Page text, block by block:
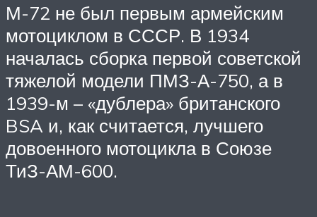
М-72 не был первым армейским
мотоциклом в СССР. В 1934
началась сборка первой советской
тяжелой модели ПМЗ-А-750, а в
1939-м – «дублера» британского
BSA и, как считается, лучшего
довоенного мотоцикла в Союзе
ТиЗ-АМ-600.